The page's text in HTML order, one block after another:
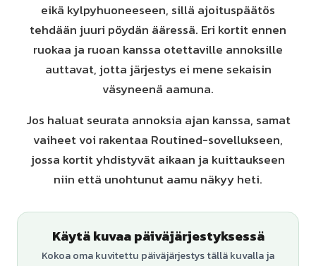
eikä kylpyhuoneeseen, sillä ajoituspäätös
tehdään juuri pöydän ääressä. Eri kortit ennen
ruokaa ja ruoan kanssa otettaville annoksille
auttavat, jotta järjestys ei mene sekaisin
väsyneenä aamuna.
Jos haluat seurata annoksia ajan kanssa, samat
vaiheet voi rakentaa Routined-sovellukseen,
jossa kortit yhdistyvät aikaan ja kuittaukseen
niin että unohtunut aamu näkyy heti.
Käytä kuvaa päiväjärjestyksessä
Kokoa oma kuvitettu päiväjärjestys tällä kuvalla ja